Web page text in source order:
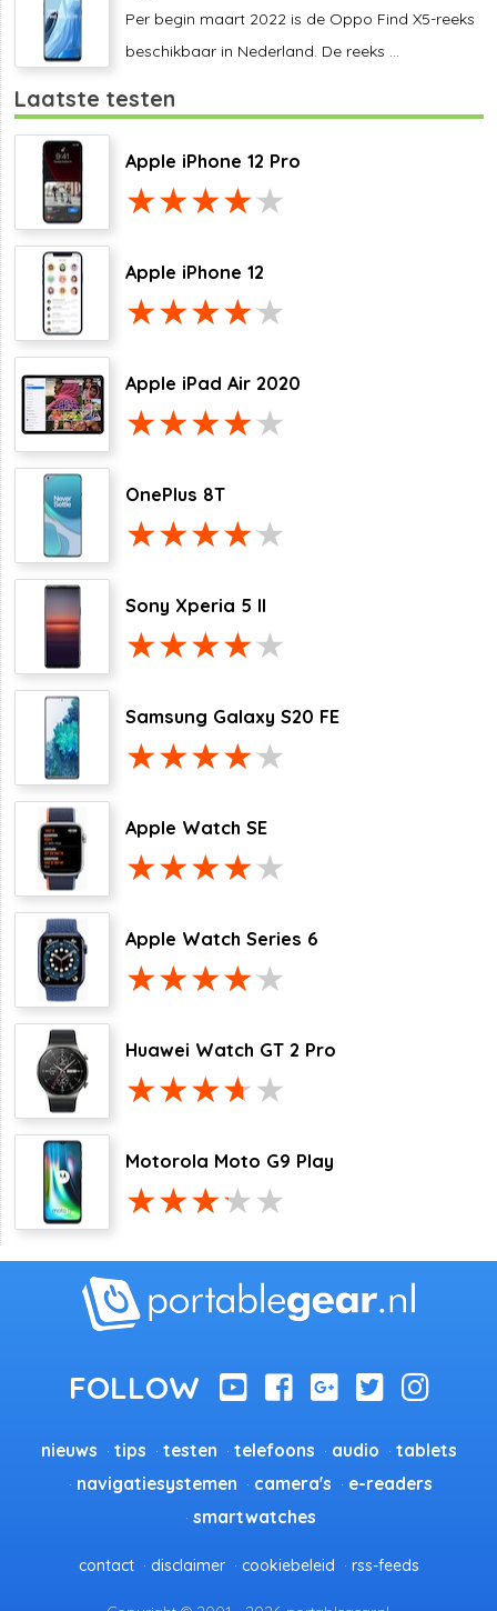
Per begin maart 2022 is de Oppo Find X5-reeks
beschikbaar in Nederland. De reeks ...
Laatste testen
Apple iPhone 12 Pro
Apple iPhone 12
Apple iPad Air 2020
OnePlus 8T
Sony Xperia 5 II
Samsung Galaxy S20 FE
Apple Watch SE
Apple Watch Series 6
Huawei Watch GT 2 Pro
Motorola Moto G9 Play
nieuws tips testen telefoons audio
tablets
navigatiesystemen
camera's
e-readers
smartwatches
contact disclaimer cookiebeleid rss-feeds